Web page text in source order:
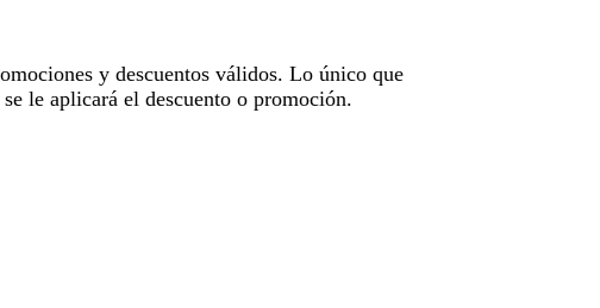
y descuentos válidos. Lo único que
le aplicará el descuento o promoción.